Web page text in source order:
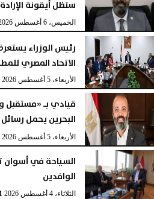
ستظل أيقونة
الخميس، 6 أغسطس 2026
رئيس الوزراء
الاتحاد المصري
الأربعاء، 5 أغسطس 2026
قيادي بـ
البحرين يحمل
الأربعاء، 5 أغسطس 2026
السياحة في
الوافدين
الثلاثاء، 4 أغسطس 2026